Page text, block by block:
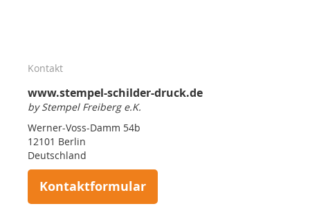
Kontakt
www.stempel-schilder-druck.de
by Stempel Freiberg e.K.
Werner-Voss-Damm 54b
12101 Berlin
Deutschland
Kontaktformular